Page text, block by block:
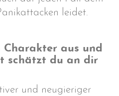
leidet.
aus und
schätzt du an dir
und neugieriger